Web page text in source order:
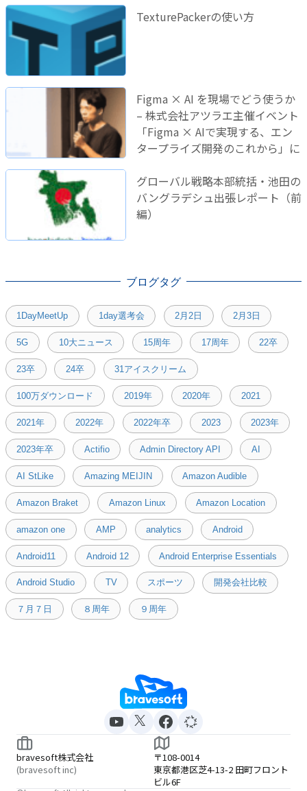
TexturePackerの使い方
Figma × AI を現場でどう使うか
– 株式会社アツラエ主催イベント
「Figma × AIで実現する、エン
タープライズ開発のこれから」に
グローバル戦略本部統括・池田の
バングラデシュ出張レポート（前
編）
ブログタグ
1DayMeetUp 1day選考会 2月2日 2月3日
5G 10大ニュース 15周年 17周年 22卒
23卒 24卒 31アイスクリーム
100万ダウンロード 2019年 2020年 2021
2021年 2022年 2022年卒 2023 2023年
2023年卒 Actifio Admin Directory API AI
AI StLike Amazing MEIJIN Amazon Audible
Amazon Braket Amazon Linux Amazon Location
amazon one AMP analytics Android
Android11 Android 12 Android Enterprise Essentials
Android Studio TV スポーツ 開発会社比較
７月７日 ８周年 ９周年
bravesoft株式会社
(bravesoft inc)
〒108-0014
東京都港区芝4-13-2 田町フロント
ビル6F